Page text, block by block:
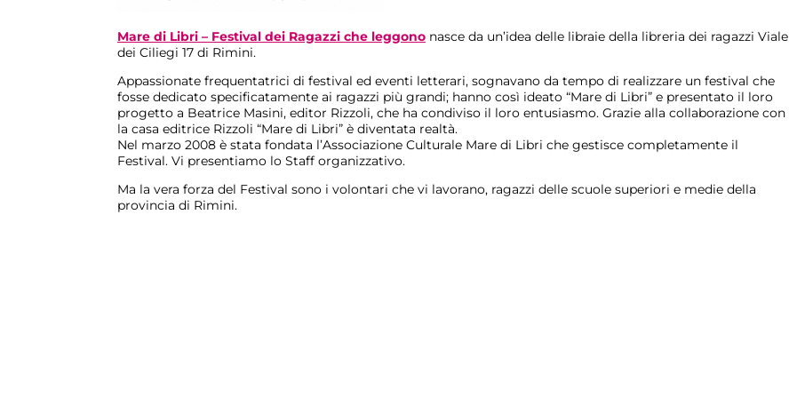
Mare di Libri – Festival dei Ragazzi che leggono nasce da un’idea delle libraie della libreria dei ragazzi Viale
dei Ciliegi 17 di Rimini.
Appassionate frequentatrici di festival ed eventi letterari, sognavano da tempo di realizzare un festival che
fosse dedicato specificatamente ai ragazzi più grandi; hanno così ideato “Mare di Libri” e presentato il loro
progetto a Beatrice Masini, editor Rizzoli, che ha condiviso il loro entusiasmo. Grazie alla collaborazione con
la casa editrice Rizzoli “Mare di Libri” è diventata realtà.
Nel marzo 2008 è stata fondata l’Associazione Culturale Mare di Libri che gestisce completamente il
Festival. Vi presentiamo lo Staff organizzativo.
Ma la vera forza del Festival sono i volontari che vi lavorano, ragazzi delle scuole superiori e medie della
provincia di Rimini.